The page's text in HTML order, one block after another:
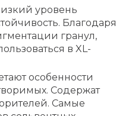
уровень
Благодаря
гранул,
в XL-
особенности
Содержат
Самые